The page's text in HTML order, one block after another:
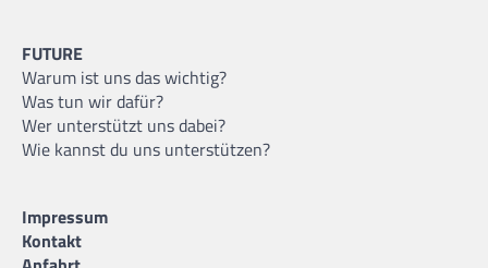
FUTURE
Warum ist uns das wichtig?
Was tun wir dafür?
Wer unterstützt uns dabei?
Wie kannst du uns unterstützen?
Impressum
Kontakt